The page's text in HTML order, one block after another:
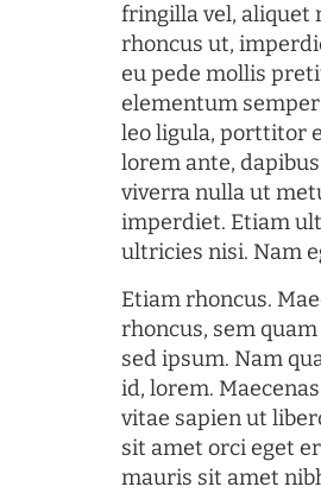
fringilla vel, aliquet
rhoncus ut,
eu pede mollis
elementum
leo ligula, porttitor
lorem ante,
viverra nulla ut
imperdiet. Etiam
ultricies nisi. Nam
Etiam rhoncus.
rhoncus, sem
sed ipsum. Nam
id, lorem.
vitae sapien ut
sit amet orci eget
mauris sit amet